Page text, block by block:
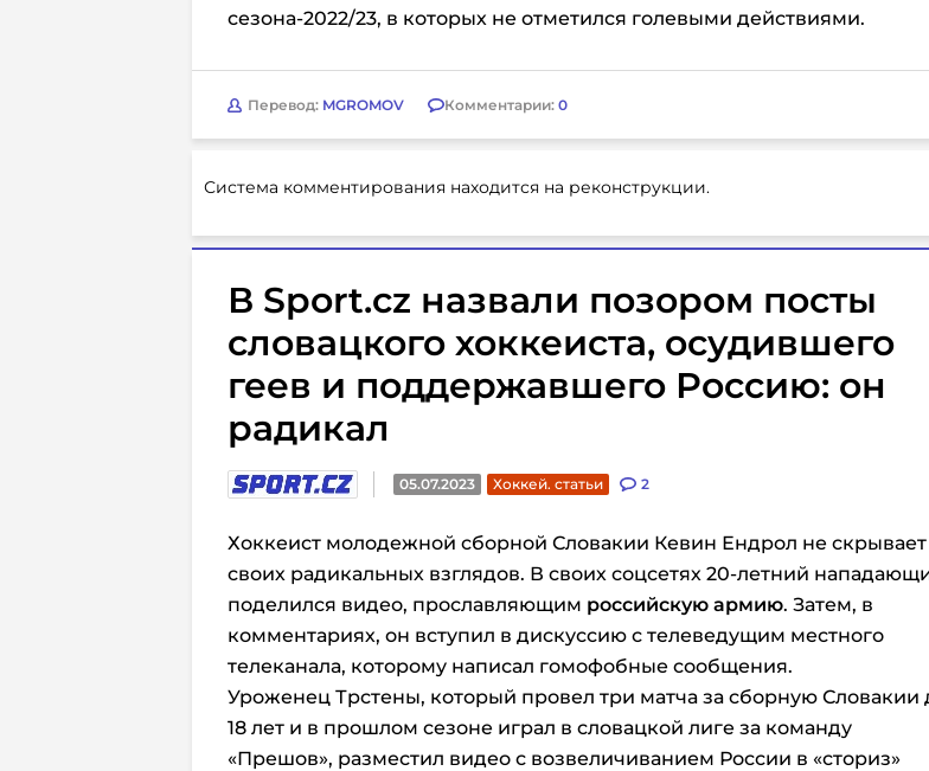
сезона-2022/23, в которых не отметился голевыми действиями.
Перевод: MGROMOV Комментарии: 0
Система комментирования находится на реконструкции.
В Sport.cz назвали позором посты
словацкого хоккеиста, осудившего
геев и поддержавшего Россию: он
радикал
05.07.2023 Хоккей. статьи 2
Хоккеист молодежной сборной Словакии Кевин Ендрол не скрывает
своих радикальных взглядов. В своих соцсетях 20-летний
поделился видео, прославляющим российскую армию. Затем, в
комментариях, он вступил в дискуссию с телеведущим местного
телеканала, которому написал гомофобные сообщения.
Уроженец Трстены, который провел три матча за сборную Словакии
18 лет и в прошлом сезоне играл в словацкой лиге за команду
«Прешов», разместил видео с возвеличиванием России в «сториз»